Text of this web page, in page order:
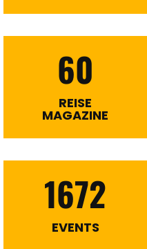
60
REISE
MAGAZINE
1672
EVENTS